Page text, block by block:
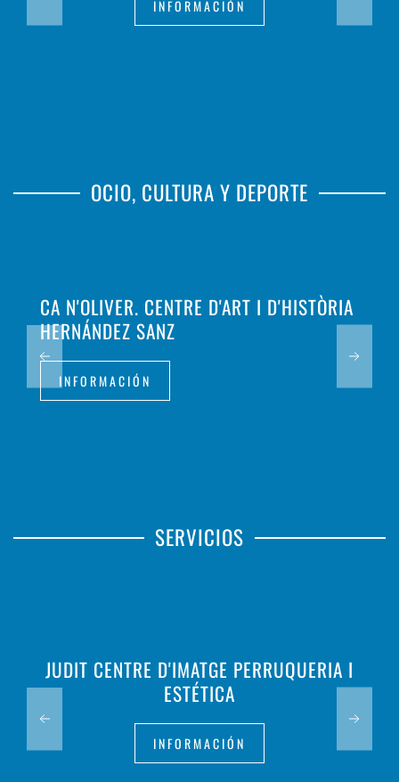
INFORMACIÓN
OCIO, CULTURA Y DEPORTE
CA N'OLIVER. CENTRE D'ART I D'HISTÒRIA
HERNÁNDEZ SANZ
INFORMACIÓN
SERVICIOS
JUDIT CENTRE D'IMATGE PERRUQUERIA I
ESTÉTICA
INFORMACIÓN